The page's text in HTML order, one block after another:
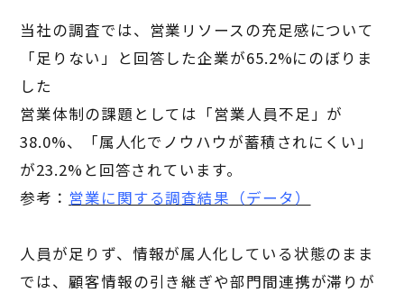
当社の調査では、営業リソースの充足感について
「足りない」と回答した企業が65.2%にのぼりま
した
営業体制の課題としては「営業人員不足」が
38.0%、「属人化でノウハウが蓄積されにくい」
が23.2%と回答されています。
参考： 営業に関する調査結果（データ）
人員が足りず、情報が属人化している状態のまま
では、顧客情報の引き継ぎや部門間連携が滞りが